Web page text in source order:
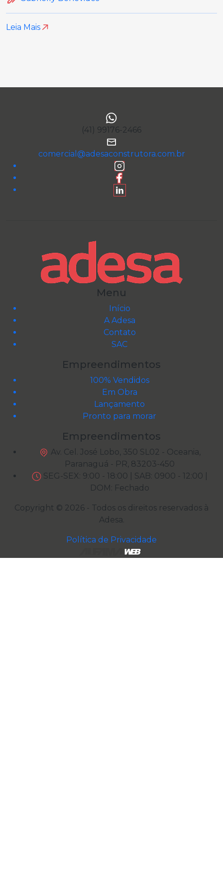
Leia Mais
(41) 99176-2466
comercial@adesaconstrutora.com.br
Menu
Início
A Adesa
Contato
SAC
Empreendimentos
100% Vendidos
Em Obra
Lançamento
Pronto para morar
Empreendimentos
Av. Cel. José Lobo, 350 SL02 - Oceania,
Paranaguá - PR, 83203-450
SEG-SEX: 9:00 - 18:00 | SAB: 0900 - 12:00 |
DOM: Fechado
Copyright © 2026 - Todos os direitos reservados à
Adesa.
Política de Privacidade